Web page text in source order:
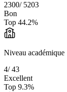
2300/ 5203
Bon
Top 44.2%
Niveau académique
4/43
Excellent
Top 9.3%